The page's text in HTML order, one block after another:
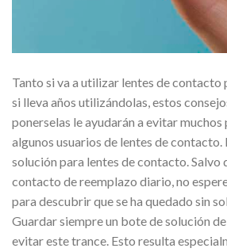
Tanto si va a utilizar lentes de
si lleva años utilizándolas, estos
ponerselas le ayudarán a evitar
algunos usuarios de lentes de
solución para lentes de contacto. Salvo
contacto de reemplazo diario, no
para descubrir que se ha quedado sin
Guardar siempre un bote de solución
evitar este trance. Esto resulta